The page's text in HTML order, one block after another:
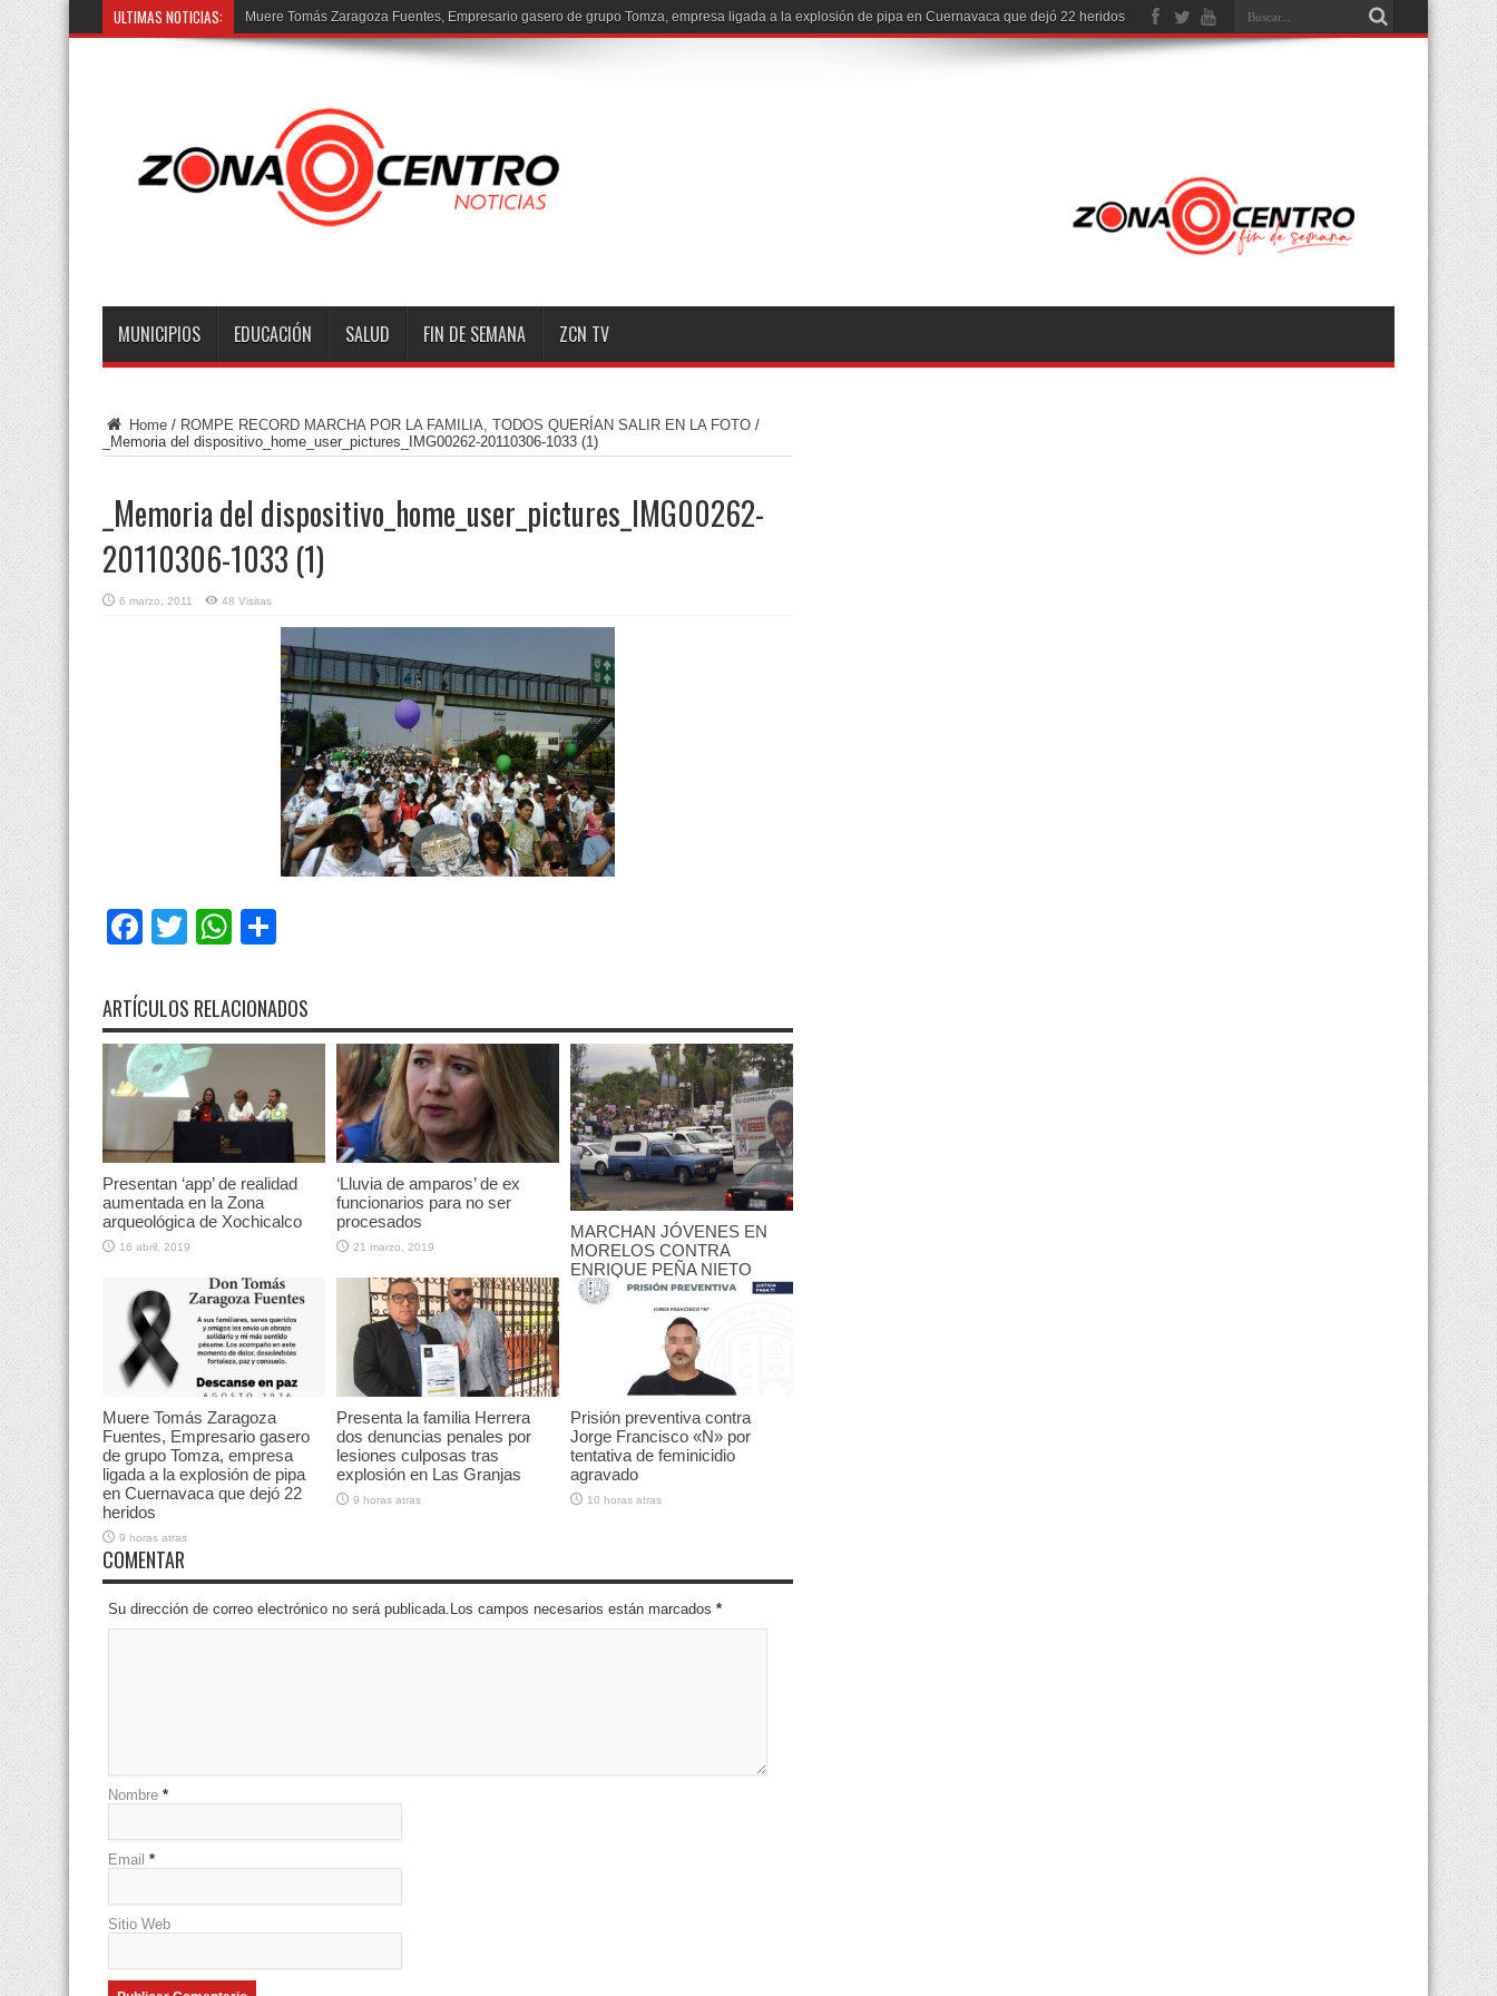
ULTIMAS NOTICIAS: Muere Tomás Zaragoza Fuentes, Empresario gasero de grupo Tomza, empresa ligada a la explosión de pipa en Cuernavaca que dejó 22 heridos
MUNICIPIOS EDUCACIÓN SALUD FIN DE SEMANA ZCN TV
Home / ROMPE RECORD MARCHA POR LA FAMILIA, TODOS QUERÍAN SALIR EN LA FOTO /
_Memoria del dispositivo_home_user_pictures_IMG00262-20110306-1033 (1)
_Memoria del dispositivo_home_user_pictures_IMG00262-
20110306-1033 (1)
6 marzo, 2011 48 Visitas
Facebook
TwitterWhatsApp
ARTÍCULOS RELACIONADOS
Presentan ‘app’ de realidad
aumentada en la Zona
arqueológica de Xochicalco
16 abril, 2019
‘Lluvia de amparos’ de ex
funcionarios para no ser
procesados
21 marzo, 2019
MARCHAN JÓVENES EN
MORELOS CONTRA
ENRIQUE PEÑA NIETO
25 mayo, 2012
Muere Tomás Zaragoza
Fuentes, Empresario gasero
de grupo Tomza, empresa
ligada a la explosión de pipa
en Cuernavaca que dejó 22
heridos
9 horas atras
Presenta la familia Herrera
dos denuncias penales por
lesiones culposas tras
explosión en Las Granjas
9 horas atras
Prisión preventiva contra
Jorge Francisco «N» por
tentativa de feminicidio
agravado
10 horas atras
COMENTAR
Su dirección de correo electrónico no será publicada.Los campos necesarios están marcados *
Nombre *
Email *
Sitio Web